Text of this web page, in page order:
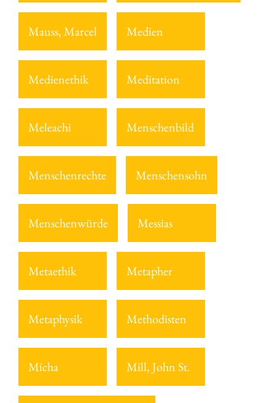
Mauss, Marcel Medien
Medienethik Meditation
Meleachi Menschenbild
Menschenrechte Menschensohn
Menschenwürde Messias
Metaethik Metapher
Metaphysik Methodisten
Micha Mill, John St.